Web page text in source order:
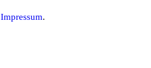
Impressum.